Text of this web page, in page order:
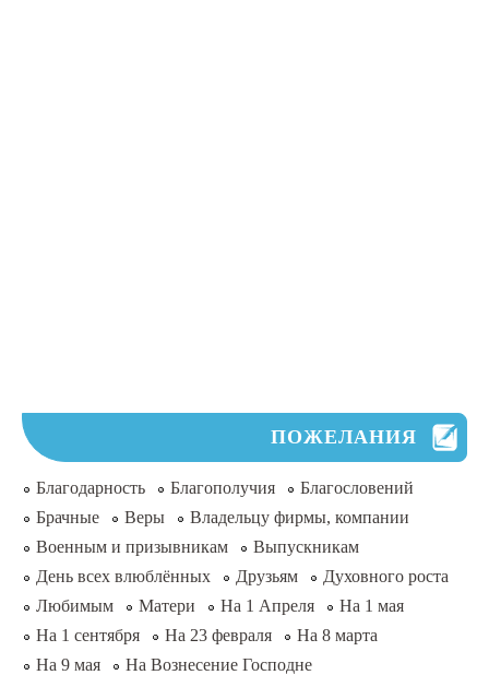
ПОЖЕЛАНИЯ
Благодарность Благополучия
Благословений
Брачные
Веры
Владельцу фирмы, компании
Военным и призывникам
Выпускникам
День всех влюблённых
Друзьям
Духовного роста
Любимым
Матери На 1 Апреля
На 1 мая
На 1 сентября
На 23 февраля
На 8 марта
На 9 мая
На Вознесение Господне